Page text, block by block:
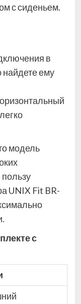
с сиденьем.
в
найдете ему
модель
UNIX Fit BR-
с